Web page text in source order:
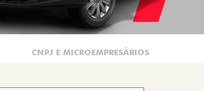
CNPJ E MICROEMPRESÁRIOS